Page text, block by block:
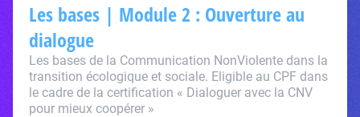
Les bases | Module 2 : Ouverture au
dialogue
Les bases de la Communication NonViolente dans la
transition écologique et sociale. Eligible au CPF dans
le cadre de la certification « Dialoguer avec la CNV
pour mieux coopérer »